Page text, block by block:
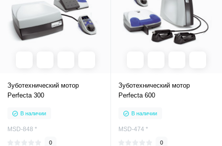
Зуботехнический мотор
Perfecta 300
В наличии
MSD-848 *
0
Зуботехнический мотор
Perfecta 600
В наличии
MSD-474 *
0